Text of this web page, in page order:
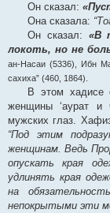
Он сказал:
Она сказала:
Он сказал: «В
локоть, но не
ан-Насаи (5336), Ибн
сахиха” (460, 1864).
В этом хадисе
женщины ‘аурат и
мужских глаз.
“Под этим
женщинам. Ведь
опускать края
удлинять края
на
непокрытыми эти